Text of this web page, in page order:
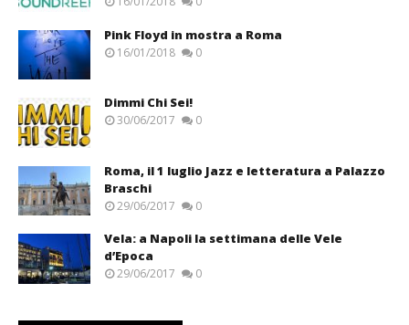
Pink Floyd in mostra a Roma
16/01/2018 0
Dimmi Chi Sei!
30/06/2017 0
Roma, il 1 luglio Jazz e letteratura a Palazzo
Braschi
29/06/2017 0
Vela: a Napoli la settimana delle Vele
d’Epoca
29/06/2017 0